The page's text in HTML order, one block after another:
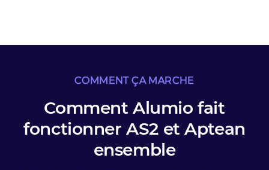
COMMENT ÇA MARCHE
Comment Alumio fait
fonctionner AS2 et Aptean
ensemble